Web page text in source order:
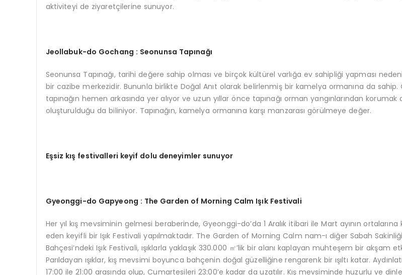
aktiviteyi de ziyaretçilerine sunuyor.
Jeollabuk-do Gochang : Seonunsa Tapınağı
Seonunsa Tapınağı, tarihi değere sahip olması ve birçok kültürel varlığa ev sahipliği yapması
bir cazibe merkezidir. Bununla birlikte Doğal Anıt olarak belirlenmiş bir kamelya ormanına da sahip.
tapınağın hemen arkasında yer alıyor ve uzun yıllar önce tapınağı orman yangınlarından korumak
oluşturulduğu da biliniyor. Tapınağın, kamelya ormanına karşı manzarası görülmeye değer.
Eşsiz kış festivalleri keyif dolu deneyimler sunuyor
Gyeonggi-do Gapyeong : The Garden of Morning Calm Işık Festivali
Her yıl kış mevsiminin gelmesi beraberinde, Gyeonggi-do’da 1 Aralık itibari ile Mart ayının
eden keyifli bir Işık Festivali yapılmaktadır. The Garden of Morning Calm nam-ı diğer Sabah Sakinliği
Bahçesi’ndeki Işık Festivali, ışıklarla yaklaşık 330.000 ㎡’lik bir alanı kaplayan muhteşem bir akşam
Parıldayan ışıklar, kış mevsimi boyunca bahçenin doğal güzelliğine rengarenk bir ışıltı katar.
17:00 ile 21:00 arasında olup, Cumartesileri 23:00’e kadar da uzatılır. Kış mevsiminde huzurlu ve